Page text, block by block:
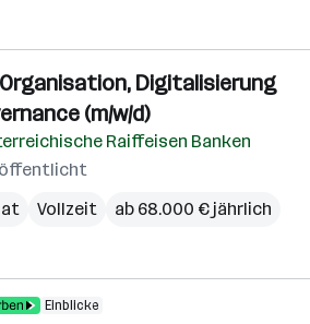
Digitalisierung
(m/w/d)
Raiffeisen Banken
Vollzeit ab 68.000 € jährlich
Einblicke